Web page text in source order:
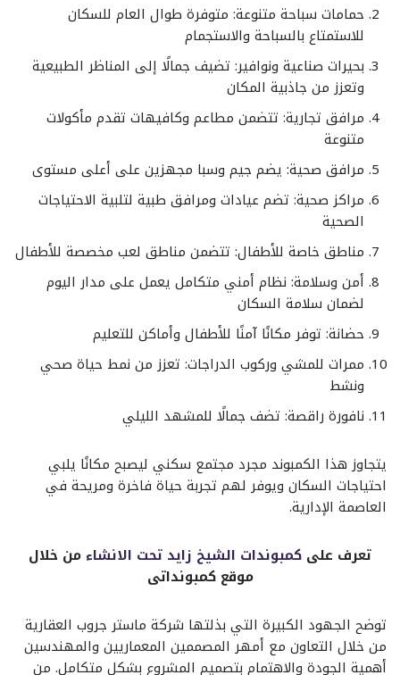
حمامات سباحة متنوعة: متوفرة طوال العام للسكان
للاستمتاع بالسباحة والاستجمام
بحيرات صناعية ونوافير: تضيف جمالًا إلى المناظر الطبيعية
وتعزز من جاذبية المكان
مرافق تجارية: تتضمن مطاعم وكافيهات تقدم مأكولات
متنوعة
مرافق صحية: يضم جيم وسبا مجهزين على أعلى مستوى
مراكز صحية: تضم عيادات ومرافق طبية لتلبية الاحتياجات
الصحية
مناطق خاصة للأطفال: تتضمن مناطق لعب مخصصة للأطفال
أمن وسلامة: نظام أمني متكامل يعمل على مدار اليوم
لضمان سلامة السكان
حضانة: توفر مكانًا آمنًا للأطفال وأماكن للتعليم
ممرات للمشي وركوب الدراجات: تعزز من نمط حياة صحي
ونشط
نافورة راقصة: تضف جمالًا للمشهد الليلي
يتجاوز هذا الكمبوند مجرد مجتمع سكني ليصبح مكانًا يلبي
احتياجات السكان ويوفر لهم تجربة حياة فاخرة ومريحة في
العاصمة الإدارية.
تعرف على كمبوندات الشيخ زايد تحت الانشاء من خلال
موقع كمبونداتى
توضح الجهود الكبيرة التي بذلتها شركة ماستر جروب العقارية
من خلال التعاون مع أمهر المصممين المعماريين والمهندسين
أهمية الجودة والاهتمام بتصميم المشروع بشكل متكامل. من